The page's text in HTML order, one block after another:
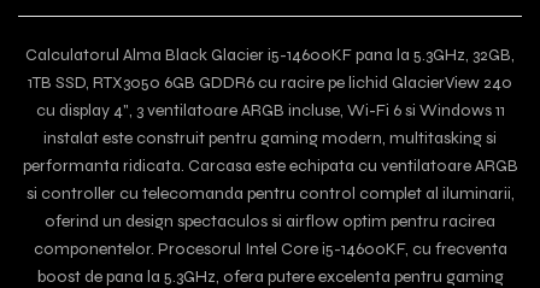
Calculatorul Alma Black Glacier i5-14600KF pana la 5.3GHz, 32GB,
1TB SSD, RTX3050 6GB GDDR6 cu racire pe lichid GlacierView 240
cu display 4", 3 ventilatoare ARGB incluse, Wi-Fi 6 si Windows 11
instalat este construit pentru gaming modern, multitasking si
performanta ridicata. Carcasa este echipata cu ventilatoare ARGB
si controller cu telecomanda pentru control complet al iluminarii,
oferind un design spectaculos si airflow optim pentru racirea
componentelor. Procesorul Intel Core i5-14600KF, cu frecventa
boost de pana la 5.3GHz, ofera putere excelenta pentru gaming